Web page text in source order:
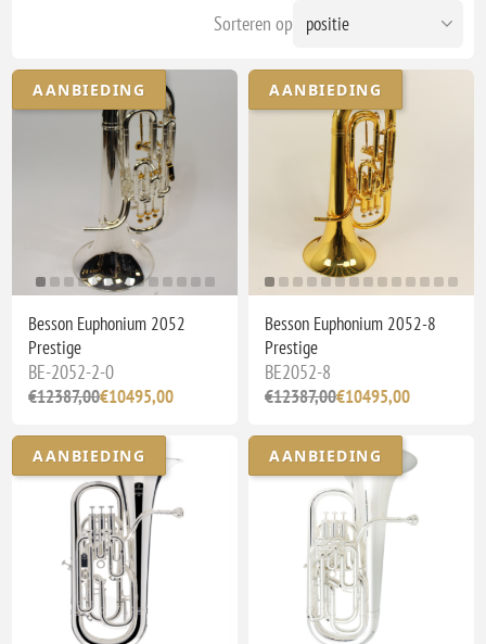
Sorteren op
AANBIEDING
Besson Euphonium 2052
Prestige
BE-2052-2-0
€12387,00€10495,00
AANBIEDING
Besson Euphonium 2052-8
Prestige
BE2052-8
€12387,00€10495,00
AANBIEDING AANBIEDING